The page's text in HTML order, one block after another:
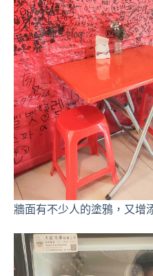
牆面有不少人的塗鴉，又增